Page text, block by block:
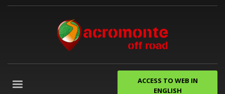
ACCESS TO WEB IN
ENGLISH